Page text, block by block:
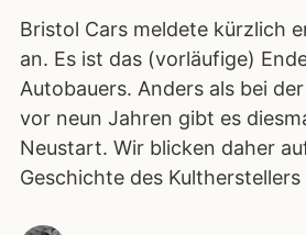
Bristol Cars meldete kürzlich
an. Es ist das (vorläufige)
Autobauers. Anders als bei
vor neun Jahren gibt es
Neustart. Wir blicken daher
Geschichte des Kultherstellers